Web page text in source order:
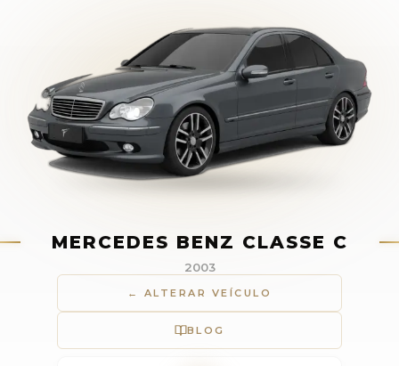
MERCEDES BENZ CLASSE C
2003
← ALTERAR VEÍCULO
BLOG